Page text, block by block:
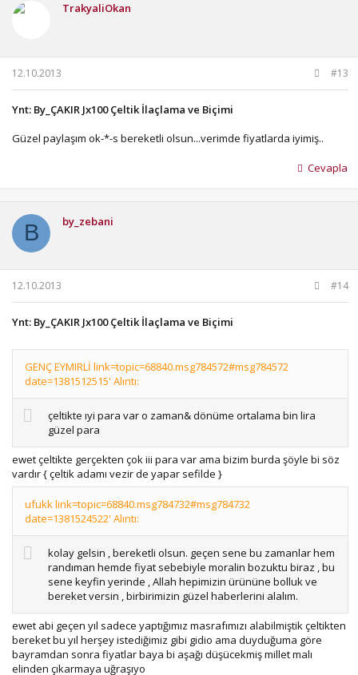
TrakyaliOkan
12.10.2013 #13
Ynt: By_ÇAKIR Jx100 Çeltik İlaçlama ve Biçimi
Güzel paylaşım ok-*-s bereketli olsun...verimde fiyatlarda iyimiş..
Cevapla
B by_zebani
12.10.2013 #14
Ynt: By_ÇAKIR Jx100 Çeltik İlaçlama ve Biçimi
GENÇ EYMIRLİ link=topic=68840.msg784572#msg784572
date=1381512515' Alıntı:
çeltikte ıyi para var o zaman& dönüme ortalama bin lira
güzel para
ewet çeltikte gerçekten çok iii para var ama bizim burda şöyle bi söz
vardır { çeltik adamı vezir de yapar sefilde }
ufukk link=topic=68840.msg784732#msg784732
date=1381524522' Alıntı:
kolay gelsin , bereketli olsun. geçen sene bu zamanlar hem
randıman hemde fiyat sebebiyle moralin bozuktu biraz , bu
sene keyfin yerinde , Allah hepimizin ürününe bolluk ve
bereket versin , birbirimizin güzel haberlerini alalım.
ewet abi geçen yıl sadece yaptığımız masrafımızı alabilmiştik çeltikten
bereket bu yıl herşey istediğimiz gibi gidio ama duyduğuma göre
bayramdan sonra fiyatlar baya bi aşağı düşücekmiş millet malı
elinden çıkarmaya uğraşıyo